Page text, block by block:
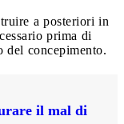
a posteriori in
prima di
del concepimento.
il mal di